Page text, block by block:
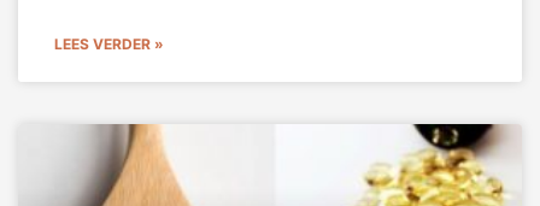
LEES VERDER »